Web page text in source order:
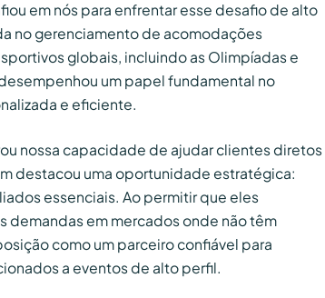
em nós para enfrentar esse desafio de alto
no gerenciamento de acomodações
globais, incluindo as Olimpíadas e
um papel fundamental no
e eficiente.
nossa capacidade de ajudar clientes diretos
destacou uma oportunidade estratégica:
essenciais. Ao permitir que eles
demandas em mercados onde não têm
como um parceiro confiável para
a eventos de alto perfil.